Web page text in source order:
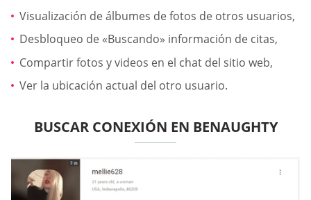
Visualización de álbumes de fotos de otros usuarios,
Desbloqueo de «Buscando» información de citas,
Compartir fotos y videos en el chat del sitio web,
Ver la ubicación actual del otro usuario.
BUSCAR CONEXIÓN EN BENAUGHTY